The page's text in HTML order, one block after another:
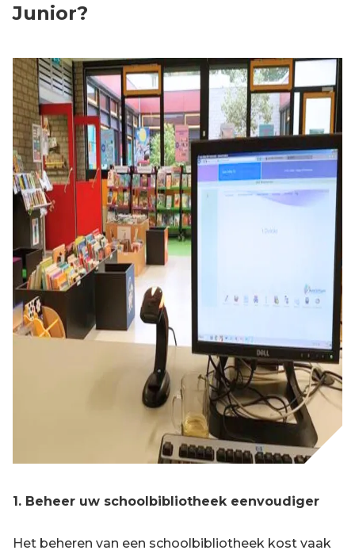
Junior?
1. Beheer uw schoolbibliotheek eenvoudiger
Het beheren van een schoolbibliotheek kost vaak